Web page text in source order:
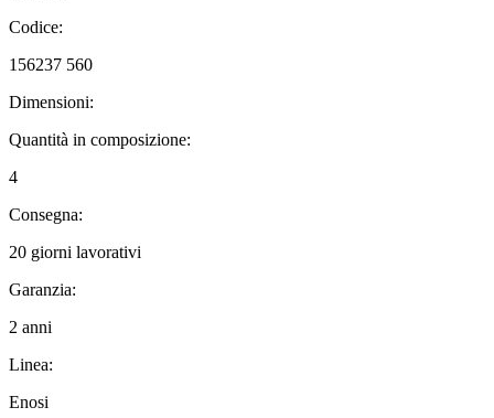
Codice:
156237 560
Dimensioni:
Quantità in composizione:
4
Consegna:
20 giorni lavorativi
Garanzia:
2 anni
Linea:
Enosi